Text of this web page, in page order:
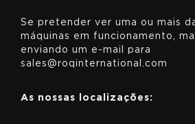
Se pretender ver uma ou mais
máquinas em funcionamento,
enviando um e-mail para
sales@roqinternational.com
As nossas localizações: